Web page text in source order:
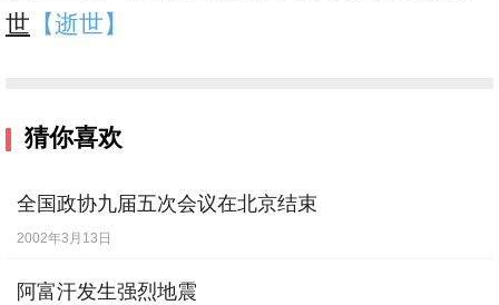
世 【逝世】
猜你喜欢
全国政协九届五次会议在北京结束
2002年3月13日
阿富汗发生强烈地震